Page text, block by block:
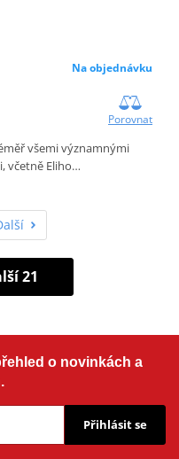
Na objednávku
Porovnat
všemi významnými
včetně Eliho…
21
o novinkách a
Přihlásit se